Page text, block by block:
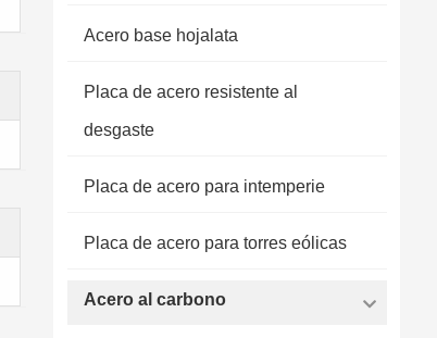
Acero base hojalata
Placa de acero resistente al
desgaste
Placa de acero para intemperie
Placa de acero para torres eólicas
Acero al carbono